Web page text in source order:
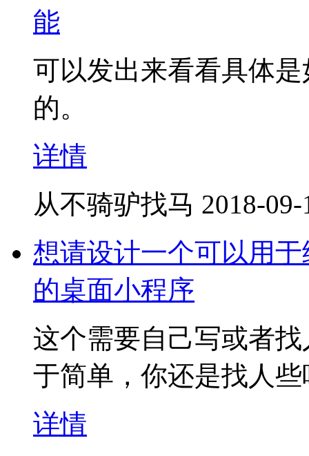
能
可以发出来看看具体
的。
详情
从不骑驴找马 2018-
想请设计一个可以用
的桌面小程序
这个需要自己写或者
于简单，你还是找人些
详情